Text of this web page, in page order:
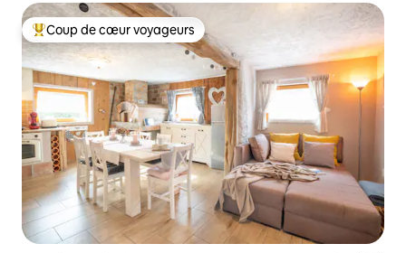
Coups de cœur voyageurs les plus appréciés
Coup de cœur voyageurs